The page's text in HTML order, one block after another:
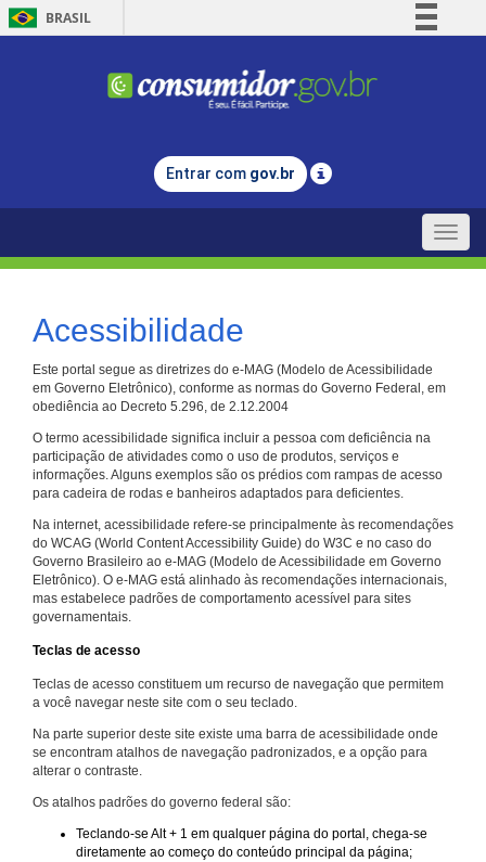
BRASIL
Comunica BR
Legislação
Entrar com gov.br
Toggle
Acessibilidade
Este portal segue as diretrizes do e-MAG (Modelo de Acessibilidade
em Governo Eletrônico), conforme as normas do Governo Federal, em
obediência ao Decreto 5.296, de 2.12.2004
O termo acessibilidade significa incluir a pessoa com deficiência na
participação de atividades como o uso de produtos, serviços e
informações. Alguns exemplos são os prédios com rampas de acesso
para cadeira de rodas e banheiros adaptados para deficientes.
Na internet, acessibilidade refere-se principalmente às recomendações
do WCAG (World Content Accessibility Guide) do W3C e no caso do
Governo Brasileiro ao e-MAG (Modelo de Acessibilidade em Governo
Eletrônico). O e-MAG está alinhado às recomendações internacionais,
mas estabelece padrões de comportamento acessível para sites
governamentais.
Teclas de acesso
Teclas de acesso constituem um recurso de navegação que permitem
a você navegar neste site com o seu teclado.
Na parte superior deste site existe uma barra de acessibilidade onde
se encontram atalhos de navegação padronizados, e a opção para
alterar o contraste.
Os atalhos padrões do governo federal são:
Teclando-se Alt + 1 em qualquer página do portal, chega-se
diretamente ao começo do conteúdo principal da página;